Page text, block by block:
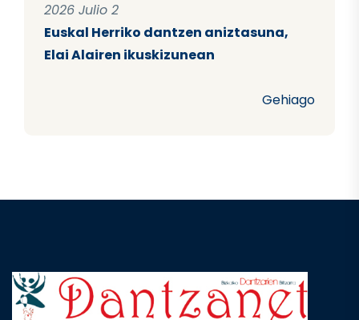
2026 Julio 2
Euskal Herriko dantzen aniztasuna,
Elai Alairen ikuskizunean
Gehiago